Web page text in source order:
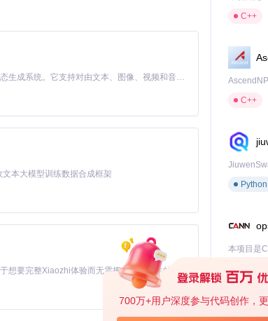
700万+用户深度参与代码创作，
MiniMax H3 是一个通用的全模态生成系统。它支持对由文本、图像、视频和音频组成的多模态上下文进行统一理解，并能生成分辨率高达 2K、时长可达 15 秒的带原生立体声音频的视频。得益于面向任务泛化的系统设计，H3 在预训练阶段就已具备广泛的多模态上下文理解与生成能力，能够出色地执行复杂的多模态指令。
本大模型训练数据合成框架
基于Python的Xiaozhi AI，适用于想要完整Xiaozhi体验而无需拥有专用硬件的用户。
C++
C++
Python
C++